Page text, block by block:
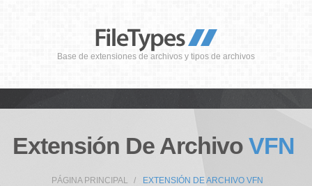
Base de extensiones de archivos y tipos de archivos
Extensión De Archivo VFN
PÁGINA PRINCIPAL EXTENSIÓN DE ARCHIVO VFN